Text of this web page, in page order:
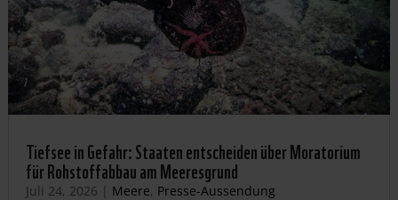
Tiefsee in Gefahr: Staaten entscheiden über Moratorium
für Rohstoffabbau am Meeresgrund
Juli 24, 2026 | Meere, Presse-Aussendung